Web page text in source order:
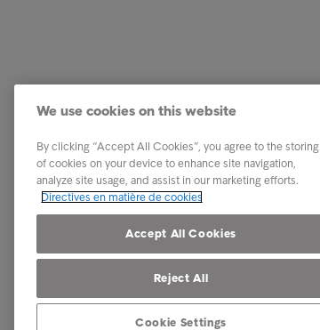
Nos services
Industries
Etudes & Références
Our locations
Contact
We use cookies on this website
By clicking “Accept All Cookies”, you agree to the storing
of cookies on your device to enhance site navigation,
analyze site usage, and assist in our marketing efforts.
Directives en matière de cookies
Accept All Cookies
Reject All
Cookie Settings